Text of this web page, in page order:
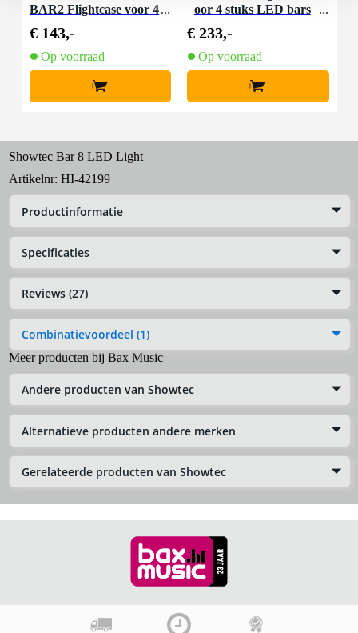
BAR2 Flightcase voor 4
€ 143,-
Op voorraad
+
oor 4 stuks LED bars
€ 233,-
Op voorraad
+
Showtec Bar 8 LED Light
Artikelnr: HI-42199
Productinformatie
Specificaties
Reviews (27)
Combinatievoordeel (1)
Meer producten bij Bax Music
Andere producten van Showtec
Alternatieve producten andere merken
Gerelateerde producten van Showtec